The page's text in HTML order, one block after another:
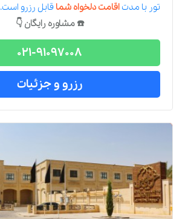
تور با مدتاقامت دلخواه شما قابل رزرو است.
☎️ مشاوره رایگان 👇
021-91097008
رزرو و جزئیات